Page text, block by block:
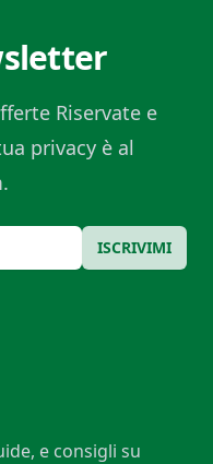
Riservate e
privacy è al
ISCRIVIMI
e consigli su